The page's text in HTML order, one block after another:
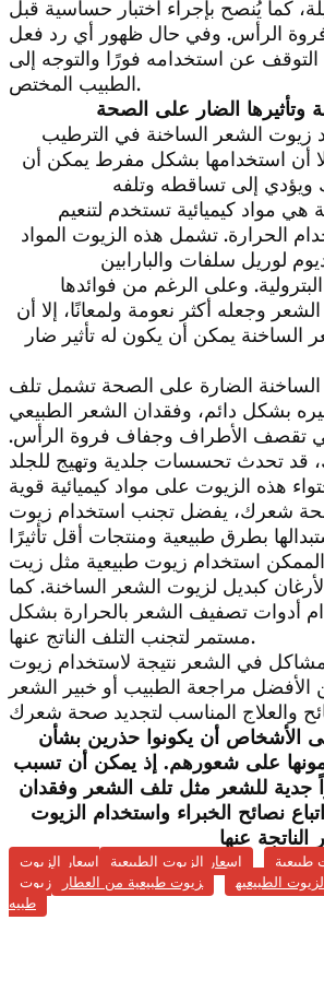
كما يُنصح بإجراء اختبار حساسية قبل
الرأس. وفي حال ظهور أي رد فعل
عن استخدامه فورًا والتوجه إلى
الطبيب المختص.
وتأثيرها الضار على الصحة
زيوت الشعر الساخنة في الترطيب
أن استخدامها بشكل مفرط يمكن أن
إلى تساقطه وتلفه
مواد كيميائية تستخدم لتنعيم
الحرارة. تشمل هذه الزيوت المواد
لوريل سلفات والبارابين
وعلى الرغم من فوائدها
وجعله أكثر نعومة ولمعانًا، إلا أن
الساخنة يمكن أن يكون له تأثير ضار
الساخنة الضارة على الصحة تشمل تلف
بشكل دائم، وفقدان الشعر الطبيعي
تقصف الأطراف وجفاف فروة الرأس.
قد تحدث تحسسات جلدية وتهيج للجلد
شعرك، يفضل تجنب استخدام زيوت
بطرق طبيعية ومنتجات أقل تأثيرًا
استخدام زيوت طبيعية مثل زيت
كبديل لزيوت الشعر الساخنة. كما
أدوات تصفيف الشعر بالحرارة بشكل
مستمر لتجنب التلف الناتج عنها.
في الشعر نتيجة لاستخدام زيوت
الأفضل مراجعة الطبيب أو خبير الشعر
الأشخاص أن يكونوا حذرين بشأن
على شعورهم. إذ يمكن أن تسبب
جدية للشعر مثل تلف الشعر وفقدان
نصائح الخبراء واستخدام الزيوت
طبيعية اسعار الزيوت الطبيعية
اسعار الزيوت
الطبيعيه زيوت طبيعية من العطار
زيوت
طبيه